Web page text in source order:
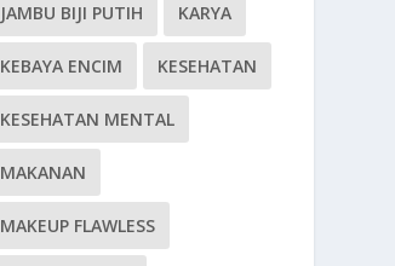
JAMBU BIJI PUTIH KARYA
KEBAYA ENCIM KESEHATAN
KESEHATAN MENTAL
MAKANAN
MAKEUP FLAWLESS